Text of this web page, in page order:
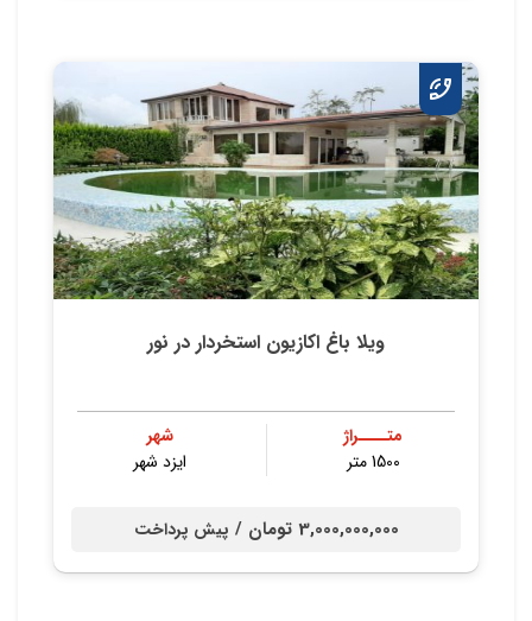
ویلا باغ اکازیون استخردار در نور
متــــراژ
1500 متر
شهر
ایزد شهر
3,000,000,000 تومان / پیش پرداخت